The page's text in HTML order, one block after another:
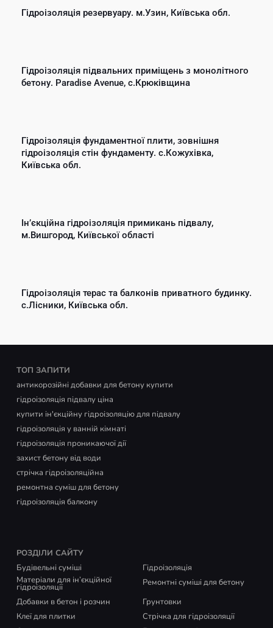
Гідроізоляція резервуару. м.Узин, Київська обл.
Гідроізоляція підвальних приміщень з монолітного
бетону. Paradise Avenue, с.Крюківщина
Гідроізоляція фундаментної плити, зовнішня
гідроізоляція стін фундаменту. с.Кожухівка,
Київська обл.
Інʼєкційна гідроізоляція примикань підвалу,
м.Вишгород, Київської області
Гідроізоляція терас та балконів приватного будинку.
с.Лісники, Київська обл.
ТОП ЗАПИТИ
антикорозійні добавки для бетону купити
гідроізоляція підвалу ціна
купити ін'єкційну гідроізоляцію для підвалу
гідроізоляція у ванній кімнаті
гідроізоляція проникаючої дії
захист бетону від води
стрічка гідроізоляційна
ремонтна суміш для бетону
гідроізоляція балкону
РОЗДІЛИ САЙТУ
Будівельні суміші
Гідроізоляція
Матеріали для ін’єкційної
гідроізоляції
Ремонтні суміші для бетону
Добавки в бетон і розчин
Грунтовки
Клеї для плитки
Стрічка для гідроізоляції